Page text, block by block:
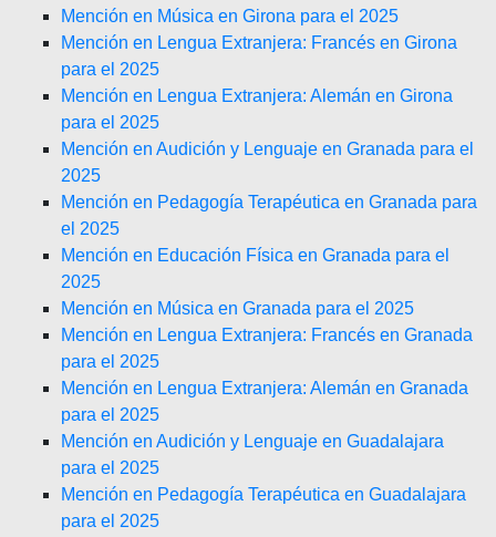
Mención en Música en Girona para el 2025
Mención en Lengua Extranjera: Francés en Girona
para el 2025
Mención en Lengua Extranjera: Alemán en Girona
para el 2025
Mención en Audición y Lenguaje en Granada para el
2025
Mención en Pedagogía Terapéutica en Granada para
el 2025
Mención en Educación Física en Granada para el
2025
Mención en Música en Granada para el 2025
Mención en Lengua Extranjera: Francés en Granada
para el 2025
Mención en Lengua Extranjera: Alemán en Granada
para el 2025
Mención en Audición y Lenguaje en Guadalajara
para el 2025
Mención en Pedagogía Terapéutica en Guadalajara
para el 2025